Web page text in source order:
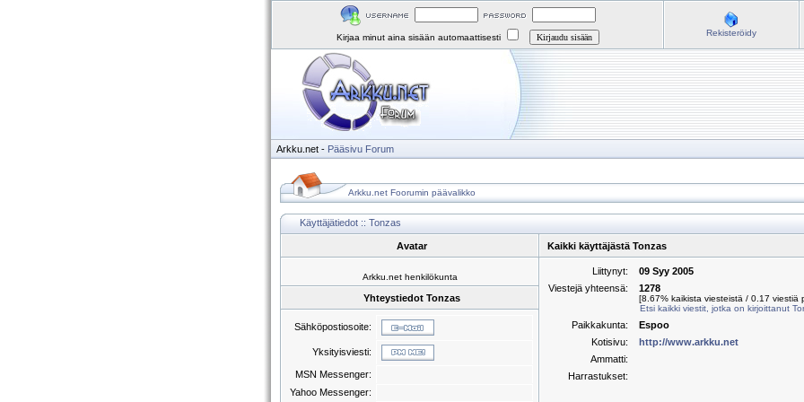
Kirjaa minut aina sisään automaattisesti Rekisteröidy
Arkku.net - Pääsivu Forum
Arkku.net Foorumin päävalikko
Käyttäjätiedot :: Tonzas
Avatar Kaikki käyttäjästä Tonzas
Arkku.net henkilökunta
Liittynyt:
09 Syy 2005
Viestejä yhteensä:
1278
[8.67% kaikista viesteistä / 0.17 viestiä
Etsi kaikki viestit, jotka on kirjoittanut
Paikkakunta:
Espoo
Kotisivu:
http://www.arkku.net
Ammatti:
Harrastukset:
Yhteystiedot Tonzas
Sähköpostiosoite:
Yksityisviesti:
MSN Messenger:
Yahoo Messenger: